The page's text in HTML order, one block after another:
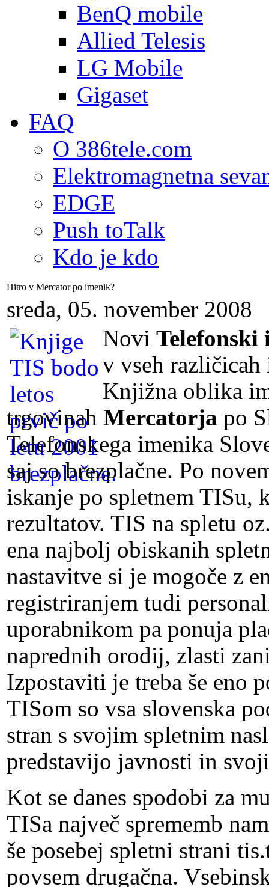
BenQ mobile
Allied Telesis
LG Mobile
Gigaset
FAQ
O 386tele.com
Elektromagnetna
EDGE
Push toTalk
Kdo je kdo
Hitro v Mercator po imenik?
sreda, 05. november 2008
Novi Telefonski
v vseh različicah
Knjižna oblika
trgovinah Mercatorja po
Telefonskega imenika
saj so brezplačne. Po
iskanje po spletnem TISu,
rezultatov. TIS na spletu
ena najbolj obiskanih
nastavitve si je mogoče z
registriranjem tudi
uporabnikom pa ponuja
naprednih orodij, zlasti
Izpostaviti je treba še eno
TISom so vsa slovenska
stran s svojim spletnim
predstavijo javnosti in
Kot se danes spodobi za
TISa največ sprememb
še posebej spletni strani
povsem drugačna.